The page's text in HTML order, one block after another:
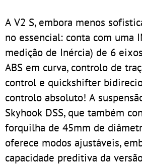
A V2 S, embora menos
no essencial: conta com uma
medição de Inércia) de 6
ABS em curva, controlo de
control e quickshifter
controlo absoluto! A
Skyhook DSS, que também
forquilha de 45mm de
oferece modos ajustáveis,
capacidade preditiva da